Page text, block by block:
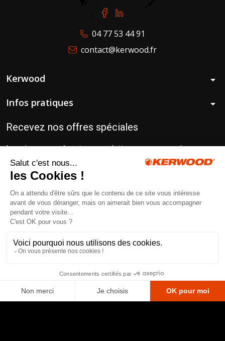
04 77 53 44 91
contact@kerwood.fr
Kerwood
arrow_drop_down
Infos pratiques
arrow_drop_down
Recevez nos offres spéciales
Inscrivez-vous à notre newsletter pour recevoir
gratuitement nos conseils d’experts pour un matériel
toujours au top !
En cochant cette case, j’accepte de recevoir la newsletter
confidentialité.
© Kerwood 2025. Création et réalisation :Ekypia